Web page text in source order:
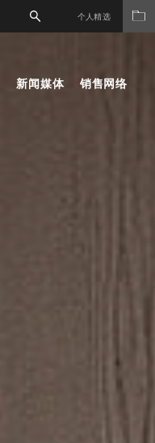
个人精选
新闻媒体 销售网络